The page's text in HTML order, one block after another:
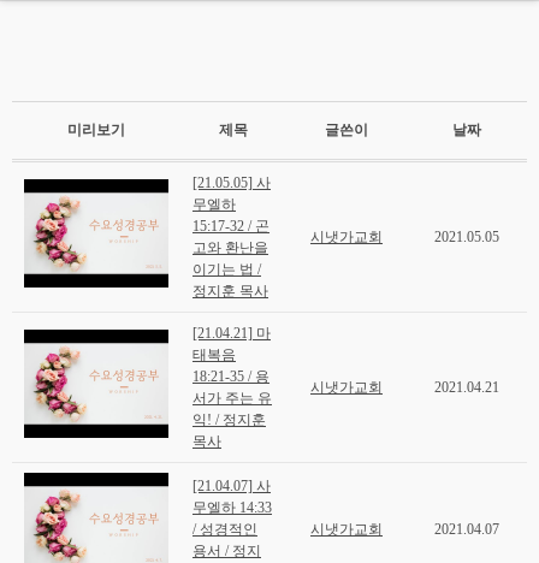
미리보기 제목 글쓴이 날짜
[21.05.05] 사
무엘하
15:17-32 / 곤
고와 환난을
이기는 법 /
정지훈 목사
시냇가교회 2021.05.05
[21.04.21] 마
태복음
18:21-35 / 용
서가 주는 유
익! / 정지훈
목사
시냇가교회 2021.04.21
[21.04.07] 사
무엘하 14:33
/ 성경적인
용서 / 정지
시냇가교회 2021.04.07
HOME
설교
- 주일설교
- 권별성경공부
- 주일설교유튜브
- 수요성경공부
교회소식
회계보고